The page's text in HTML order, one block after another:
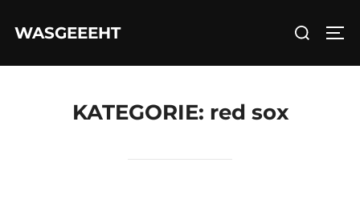
InhaltWASGEEEHT
Suchen
KATEGORIE: red sox